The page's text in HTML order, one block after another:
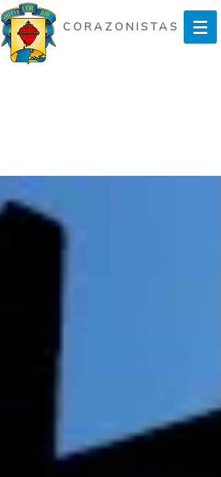
CORAZONISTAS